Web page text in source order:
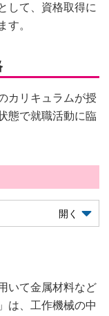
して、資格取得に
す。
カリキュラムが授
態で就職活動に臨
開く
いて金属材料など
は、工作機械の中